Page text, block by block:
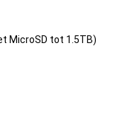
MicroSD tot 1.5TB)